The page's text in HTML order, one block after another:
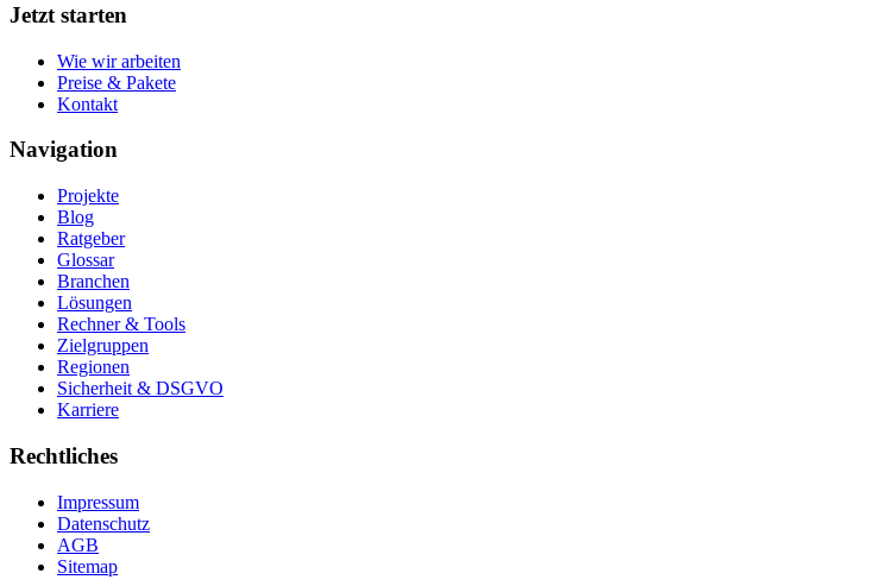
Jetzt starten
Wie wir arbeiten
Preise & Pakete
Kontakt
Navigation
Projekte
Blog
Ratgeber
Glossar
Branchen
Lösungen
Rechner & Tools
Zielgruppen
Regionen
Sicherheit & DSGVO
Karriere
Rechtliches
Impressum
Datenschutz
AGB
Sitemap